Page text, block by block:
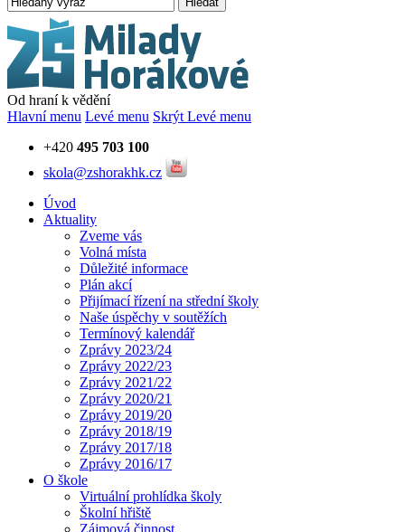
Od hraní k vědění
Hlavní menu Levé menu Skrýt Levé menu
+420 495 703 100
skola@zshorakhk.cz
Úvod
Aktuality
Zveme vás
Volná místa
Důležité informace
Plán akcí
Přijímací řízení na střední školy
Naše úspěchy v soutěžích
Termínový kalendář
Zprávy 2023/24
Zprávy 2022/23
Zprávy 2021/22
Zprávy 2020/21
Zprávy 2019/20
Zprávy 2018/19
Zprávy 2017/18
Zprávy 2016/17
O škole
Virtuální prohlídka školy
Školní hřiště